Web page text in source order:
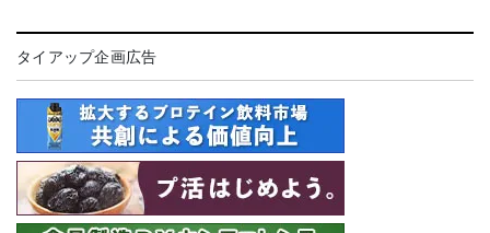
タイアップ企画広告